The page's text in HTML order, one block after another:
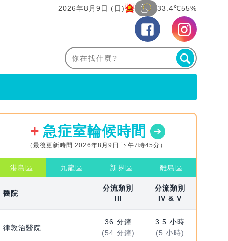
2026年8月9日 (日) 33.4℃55%
急症室輪候時間
（最後更新時間 2026年8月9日 下午7時45分）
港島區 九龍區 新界區 離島區
醫院
分流類別
III
分流類別
IV & V
律敦治醫院
36 分鐘
(54 分鐘)
3.5 小時
(5 小時)